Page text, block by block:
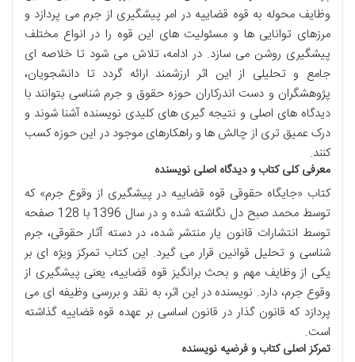
وظایف محوله به قوه قضاییه در امر پیشگیری از جرم می پردازد و
مرزهای توانایی ها و مسئولیت های این قوه را در انواع مختلف
پیشگیری روشن می سازد. در ادامه، تلاش می شود تا خلاصه ای
جامع و تحلیلی از این اثر ارزشمند ارائه گردد تا دانشجویان،
پژوهشگران و دست اندرکاران حوزه حقوق و جرم شناسی بتوانند با
دیدگاه های اصلی و نتیجه گیری های کلیدی نویسنده آشنا شوند و
درک عمیق تری از چالش ها و راهکارهای موجود در این حوزه کسب
کنند.
معرفی کلی کتاب و دیدگاه اصلی نویسنده
کتاب «جایگاه حقوقی قوه قضاییه در پیشگیری از وقوع جرم» که
توسط محمد صبح دل نگاشته شده و در سال 1396 با 128 صفحه
توسط انتشارات قانون یار منتشر شده، در دسته آثار حقوقی، جرم
شناسی و تحلیل قوانین قرار می گیرد. این کتاب تمرکز ویژه ای بر
یکی از وظایف مهم و بحث برانگیز قوه قضاییه، یعنی پیشگیری از
وقوع جرم، دارد. نویسنده در این اثر، به نقد و بررسی وظیفه ای می
پردازد که قانون گذار در قانون اساسی بر عهده قوه قضاییه گذاشته
است.
تمرکز اصلی کتاب و فرضیه نویسنده